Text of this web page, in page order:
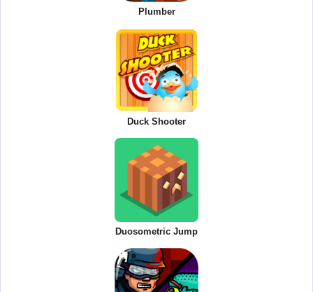
Plumber
Duck Shooter
Duosometric Jump